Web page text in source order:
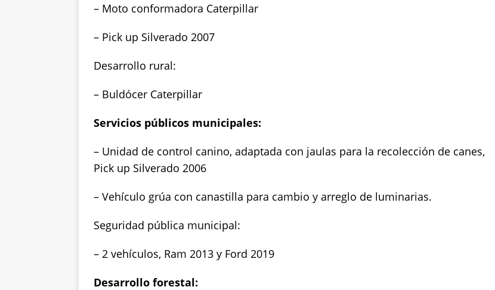
– Moto conformadora Caterpillar
– Pick up Silverado 2007
Desarrollo rural:
– Buldócer Caterpillar
Servicios públicos municipales:
– Unidad de control canino, adaptada con jaulas para la recolección de canes,
Pick up Silverado 2006
– Vehículo grúa con canastilla para cambio y arreglo de luminarias.
Seguridad pública municipal:
– 2 vehículos, Ram 2013 y Ford 2019
Desarrollo forestal: